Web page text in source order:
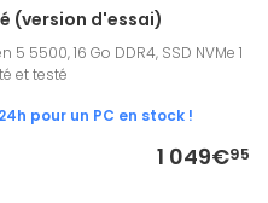
(version d'essai)
5 5500, 16 Go DDR4, SSD NVMe 1
et testé
pour un PC en stock !
1 049€95